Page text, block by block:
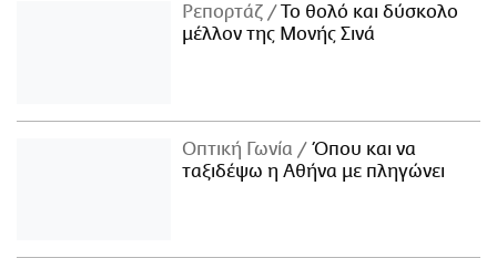
Ρεπορτάζ
Το θολό και δύσκολο
μέλλον της Μονής Σινά
Οπτική Γωνία
Όπου και να
ταξιδέψω η Αθήνα με πληγώνει